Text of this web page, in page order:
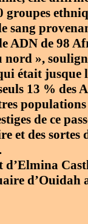
groupes
sang
ADN de 98
»,
était jusque
13 %
de ce
et des
d’Ouidah